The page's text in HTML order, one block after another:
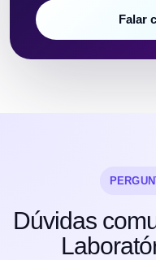
Falar
Dúvidas